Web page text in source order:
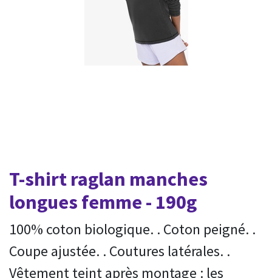
T-shirt raglan manches
longues femme - 190g
100% coton biologique. . Coton peigné. .
Coupe ajustée. . Coutures latérales. .
Vêtement teint après montage : les